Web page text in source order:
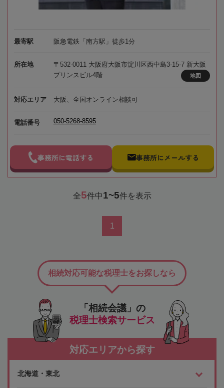
最寄駅 阪急電鉄「南方駅」徒歩1分
所在地
〒532-0011 大阪府大阪市淀川区西中島3-15-7 新大阪
プリンスビル4階
地図
対応エリア 大阪、全国オンライン相談可
電話番号 050-5268-8595
事務所に電話する 事務所にメールする
全5件中1~5件を表示
1
「相続会議」の
税理士検索サービス
相続対応可能な税理士をお探しなら
対応エリアから探す
北海道・東北